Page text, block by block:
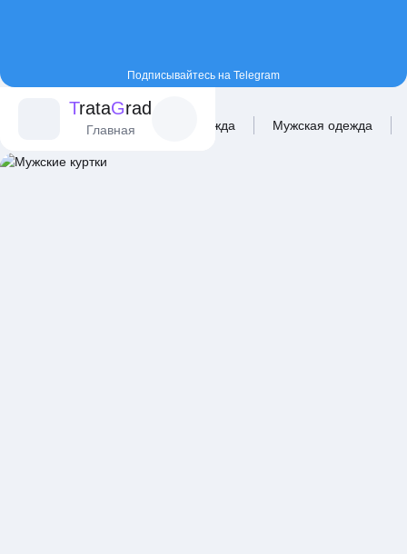
Подписывайтесь на Telegram
TrataGrad
Главная
Каталог Одежда Мужская одежда